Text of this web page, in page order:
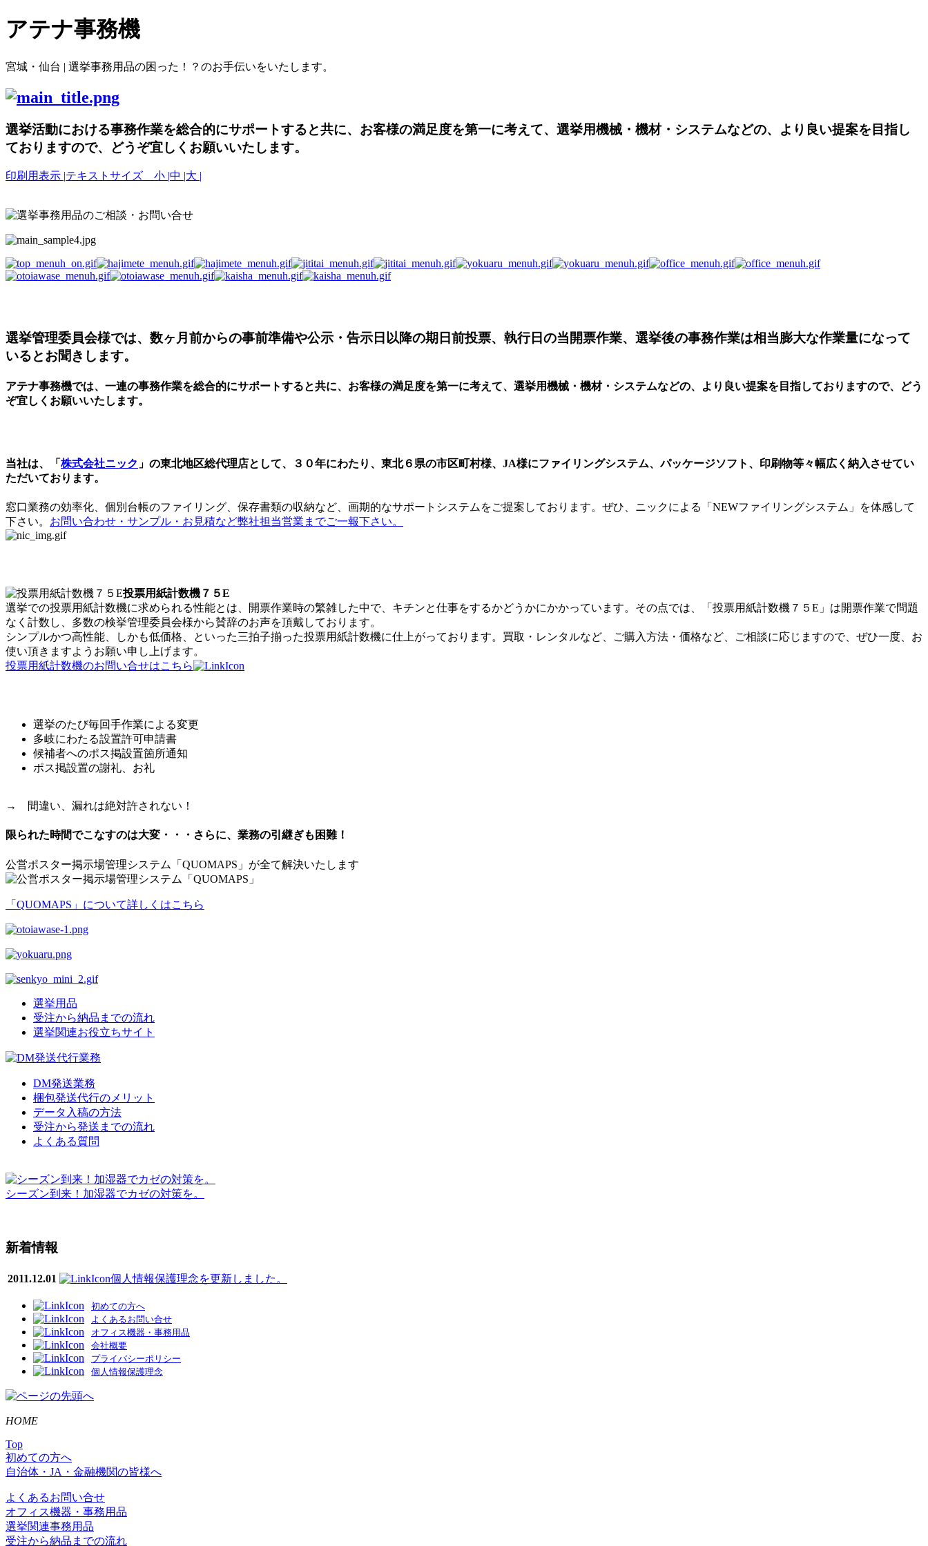
アテナ事務機
宮城・仙台 | 選挙事務用品の困った！？のお手伝いをいたします。
選挙活動における事務作業を総合的にサポートすると共に、お客様の満足度を第一に考えて、選挙用機械・機材・システムなどの、より良い提案を目指し
ておりますので、どうぞ宜しくお願いいたします。
印刷用表示 |テキストサイズ 小 |中 |大 |
選挙管理委員会様では、数ヶ月前からの事前準備や公示・告示日以降の期日前投票、執行日の当開票作業、選挙後の事務作業は相当膨大な作業量になって
いるとお聞きします。
アテナ事務機では、一連の事務作業を総合的にサポートすると共に、お客様の満足度を第一に考えて、選挙用機械・機材・システムなどの、より良い提案を目指しておりますので、どう
ぞ宜しくお願いいたします。
当社は、「 株式会社ニック 」の東北地区総代理店として、３０年にわたり、東北６県の市区町村様、JA様にファイリングシステム、パッケージソフト、印刷物等々幅広く納入させてい
ただいております。
窓口業務の効率化、個別台帳のファイリング、保存書類の収納など、画期的なサポートシステムをご提案しております。ぜひ、ニックによる「NEWファイリングシステム」を体感して
下さい。 お問い合わせ・サンプル・お見積など弊社担当営業までご一報下さい。
投票用紙計数機７５E
選挙での投票用紙計数機に求められる性能とは、開票作業時の繁雑した中で、キチンと仕事をするかどうかにかかっています。その点では、「投票用紙計数機７５E」は開票作業で問題
なく計数し、多数の検挙管理委員会様から賛辞のお声を頂戴しております。
シンプルかつ高性能、しかも低価格、といった三拍子揃った投票用紙計数機に仕上がっております。買取・レンタルなど、ご購入方法・価格など、ご相談に応じますので、ぜひ一度、お
使い頂きますようお願い申し上げます。
投票用紙計数機のお問い合せはこちら
選挙のたび毎回手作業による変更
多岐にわたる設置許可申請書
候補者へのポス掲設置箇所通知
ポス掲設置の謝礼、お礼
→ 間違い、漏れは絶対許されない！
限られた時間でこなすのは大変・・・さらに、業務の引継ぎも困難！
公営ポスター掲示場管理システム「QUOMAPS」が全て解決いたします
「QUOMAPS」について詳しくはこちら
選挙用品
受注から納品までの流れ
選挙関連お役立ちサイト
DM発送業務
梱包発送代行のメリット
データ入稿の方法
受注から発送までの流れ
よくある質問
シーズン到来！加湿器でカゼの対策を。
新着情報
2011.12.01 個人情報保護理念を更新しました。
初めての方へ
よくあるお問い合せ
オフィス機器・事務用品
会社概要
プライバシーポリシー
個人情報保護理念
HOME
Top
初めての方へ
自治体・JA・金融機関の皆様へ
よくあるお問い合せ
オフィス機器・事務用品
選挙関連事務用品
受注から納品までの流れ